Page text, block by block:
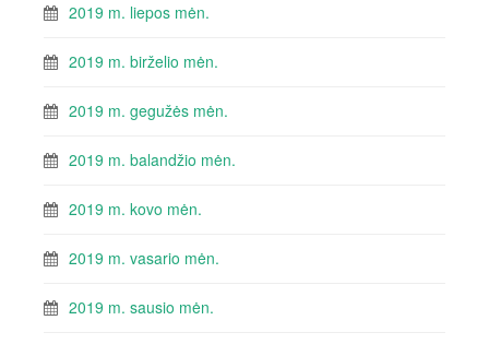
2019 m. liepos mėn.
2019 m. birželio mėn.
2019 m. gegužės mėn.
2019 m. balandžio mėn.
2019 m. kovo mėn.
2019 m. vasario mėn.
2019 m. sausio mėn.